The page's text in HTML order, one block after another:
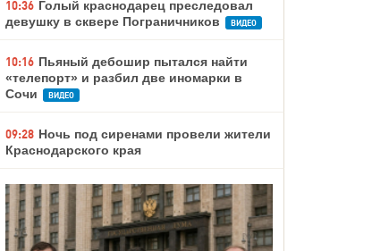
10:36 Голый краснодарец преследовал
девушку в сквере Пограничников
ВИДЕО
10:16 Пьяный дебошир пытался найти
«телепорт» и разбил две иномарки в
Сочи
ВИДЕО
09:28 Ночь под сиренами провели жители
Краснодарского края